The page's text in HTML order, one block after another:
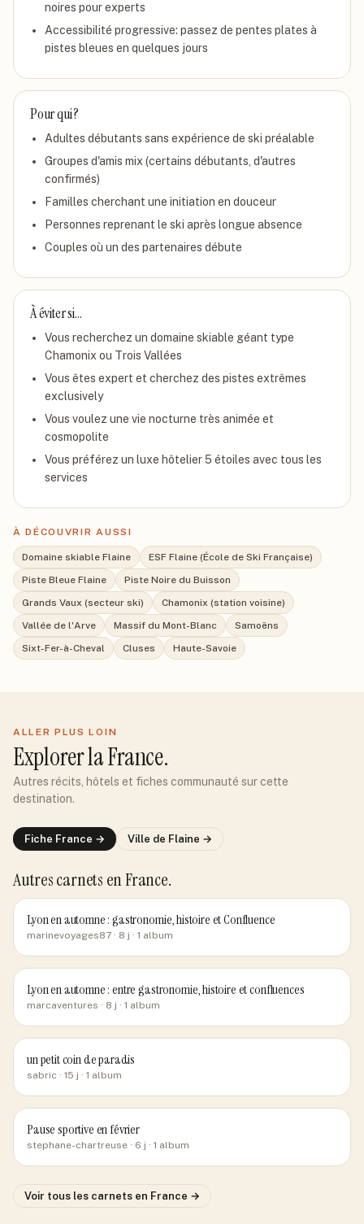
noires pour experts
Accessibilité progressive: passez de pentes plates à
pistes bleues en quelques jours
Pour qui ?
Adultes débutants sans expérience de ski préalable
Groupes d'amis mix (certains débutants, d'autres
confirmés)
Familles cherchant une initiation en douceur
Personnes reprenant le ski après longue absence
Couples où un des partenaires débute
À éviter si…
Vous recherchez un domaine skiable géant type
Chamonix ou Trois Vallées
Vous êtes expert et cherchez des pistes extrêmes
exclusively
Vous voulez une vie nocturne très animée et
cosmopolite
Vous préférez un luxe hôtelier 5 étoiles avec tous les
services
À DÉCOUVRIR AUSSI
Domaine skiable Flaine
ESF Flaine (École de Ski Française)
Piste Bleue Flaine
Piste Noire du Buisson
Grands Vaux (secteur ski)
Chamonix (station voisine)
Vallée de l'Arve
Massif du Mont-Blanc
Samoëns
Sixt-Fer-à-Cheval
Cluses Haute-Savoie
ALLER PLUS LOIN
Explorerla France.
Autres récits, hôtels et fiches communauté sur cette
destination.
Fiche France → Ville de Flaine →
Autres carnets en France.
Lyon en automne : gastronomie, histoire et Confluence
marinevoyages87 · 8 j · 1 album
Lyon en automne : entre gastronomie, histoire et confluences
marcaventures · 8 j · 1 album
un petit coin de paradis
sabric · 15 j · 1 album
Pause sportive en février
stephane-chartreuse · 6 j · 1 album
Voir tous les carnets en France →